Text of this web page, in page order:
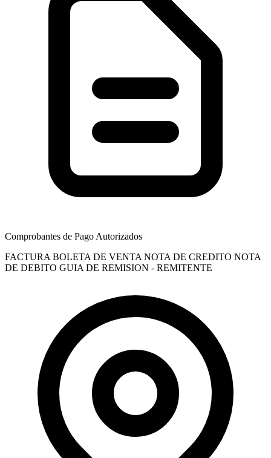
Comprobantes de Pago Autorizados
FACTURA BOLETA DE VENTA NOTA DE CREDITO NOTA
DE DEBITO GUIA DE REMISION - REMITENTE